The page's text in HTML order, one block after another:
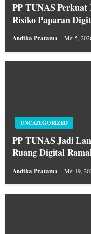
PP TUNAS Perkuat
Risiko Paparan
Andika Pratama Mei 5,
UNCATEGORIZED
PP TUNAS Jadi
Ruang Digital
Andika Pratama Mei 19,